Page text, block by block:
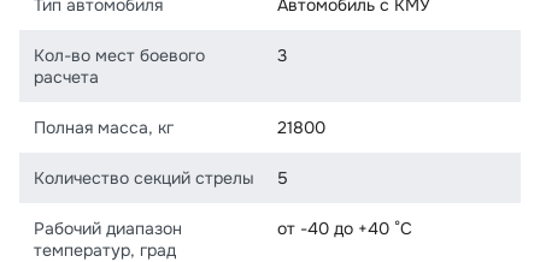
Тип автомобиля Автомобиль с КМУ
Кол-во мест боевого
расчета
3
Полная масса, кг 21800
Количество секций стрелы 5
Рабочий диапазон
температур, град
от -40 до +40 °С